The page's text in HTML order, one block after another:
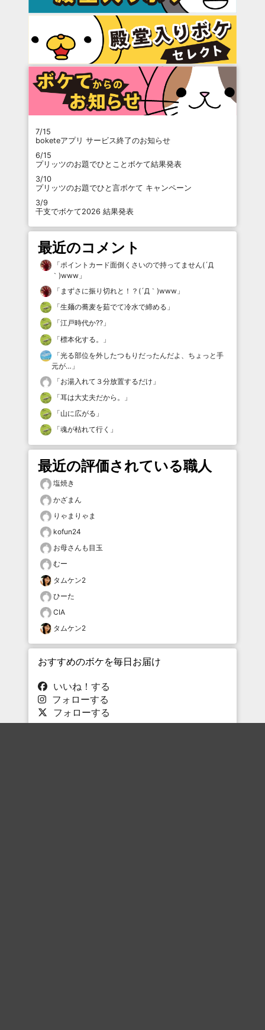
7/15
boketeアプリ サービス終了のお知らせ
6/15
プリッツのお題でひとことボケて結果発表
3/10
プリッツのお題でひと言ボケて キャンペーン
3/9
干支でボケて2026 結果発表
最近のコメント
「ポイントカード面倒くさいので持ってません(´Д
｀)www 」
「 まずさに振り切れと！？(´Д｀)www 」
「生麺の蕎麦を茹でて冷水で締める 」
「江戸時代か⁇ 」
「標本化する。
」
「光る部位を外したつもりだったんだよ、ちょっと手
元が… 」
「お湯入れて３分放置するだけ 」
「耳は大丈夫だから。
」
「山に広がる 」
「魂が枯れて行く 」
最近の評価されている職人
塩焼き
かざまん
りゃまりゃま
kofun24
お母さんも目玉
むー
タムケン2
ひーた
CIA
タムケン2
おすすめのボケを毎日お届け
いいね！する
フォローする
フォローする